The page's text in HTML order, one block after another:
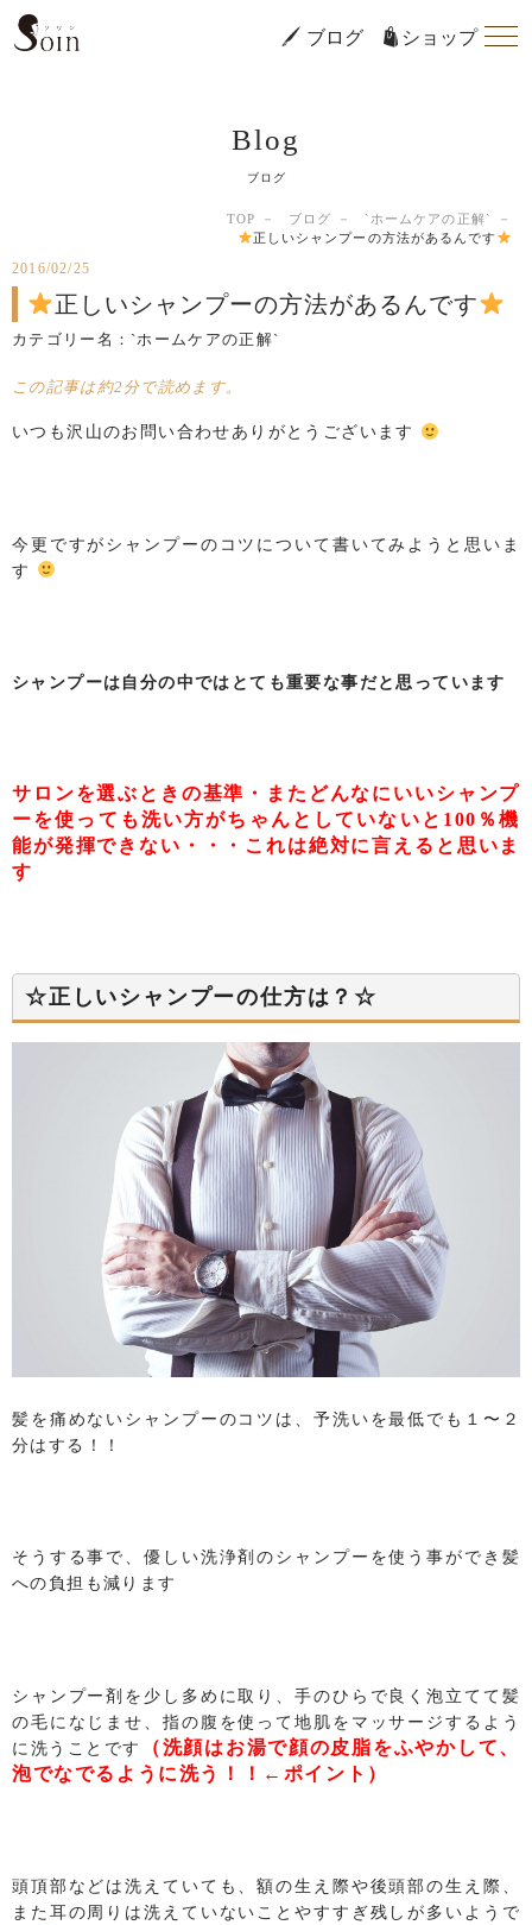
ブログ ショップ
Blog
ブログ
TOP ブログ
`ホームケアの正解`
正しいシャンプーの方法があるんです
2016/02/25
正しいシャンプーの方法があるんです
カテゴリー名： `ホームケアの正解`
この記事は約2分で読めます。
いつも沢山のお問い合わせありがとうございます
今更ですがシャンプーのコツについて書いてみようと思いま
す
シャンプーは自分の中ではとても重要な事だと思っています
サロンを選ぶときの基準・またどんなにいいシャンプ
ーを使っても洗い方がちゃんとしていないと100％機
能が発揮できない・・・これは絶対に言えると思いま
す
☆正しいシャンプーの仕方は？☆
髪を痛めないシャンプーのコツは、予洗いを最低でも１〜２
分はする！！
そうする事で、優しい洗浄剤のシャンプーを使う事ができ髪
への負担も減ります
シャンプー剤を少し多めに取り、手のひらで良く泡立てて髪
の毛になじませ、指の腹を使って地肌をマッサージするよう
に洗うことです
（洗顔はお湯で顔の皮脂をふやかして、
泡でなでるように洗う！！←ポイン ト）
頭頂部などは洗えていても、額の生え際や後頭部の生え際、
また耳の周りは洗えていないことやすすぎ残しが多いようで